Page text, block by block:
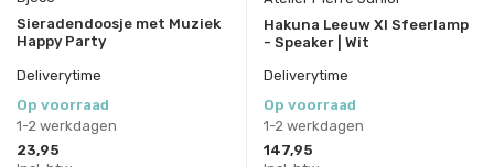
Sieradendoosje met Muziek
Happy Party
Deliverytime
Op voorraad
1-2 werkdagen
23,95
Hakuna Leeuw Xl Sfeerlamp
- Speaker | Wit
Deliverytime
Op voorraad
1-2 werkdagen
147,95